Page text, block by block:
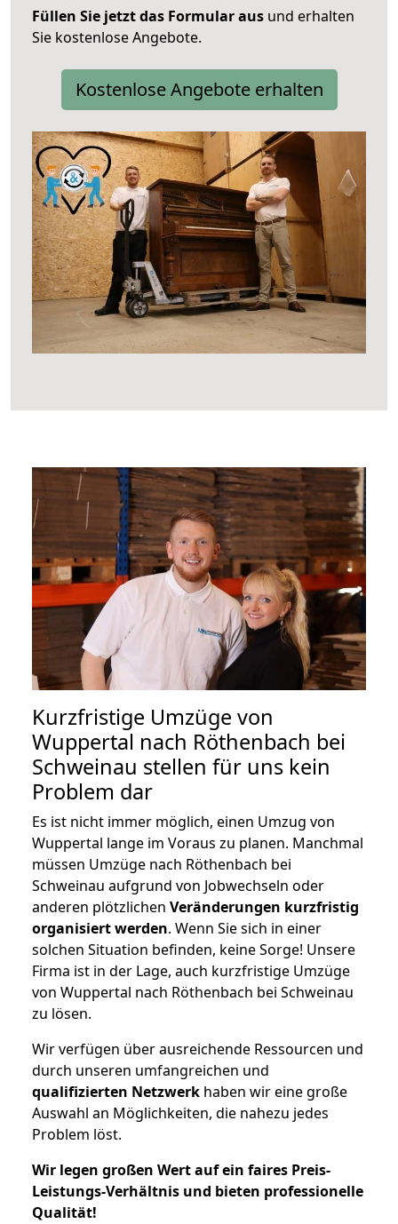
Füllen Sie jetzt das Formular aus und erhalten
Sie kostenlose Angebote.
Kostenlose Angebote erhalten
Kurzfristige Umzüge von
Wuppertal nach Röthenbach bei
Schweinau stellen für uns kein
Problem dar
Es ist nicht immer möglich, einen Umzug von
Wuppertal lange im Voraus zu planen. Manchmal
müssen Umzüge nach Röthenbach bei
Schweinau aufgrund von Jobwechseln oder
anderen plötzlichen Veränderungen kurzfristig
organisiert werden. Wenn Sie sich in einer
solchen Situation befinden, keine Sorge! Unsere
Firma ist in der Lage, auch kurzfristige Umzüge
von Wuppertal nach Röthenbach bei Schweinau
zu lösen.
Wir verfügen über ausreichende Ressourcen und
durch unseren umfangreichen und
qualifizierten Netzwerk haben wir eine große
Auswahl an Möglichkeiten, die nahezu jedes
Problem löst.
Wir legen großen Wert auf ein faires Preis-
Leistungs-Verhältnis und bieten professionelle
Qualität!